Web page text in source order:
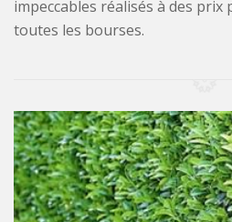
impeccables réalisés à des prix
toutes les bourses.